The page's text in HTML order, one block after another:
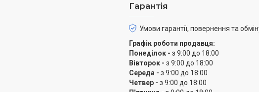
Гарантія
Умови гарантії, повернення та
Графік роботи продавця:
Понеділок - з 9:00 до 18:00
Вівторок - з 9:00 до 18:00
Середа - з 9:00 до 18:00
Четвер - з 9:00 до 18:00